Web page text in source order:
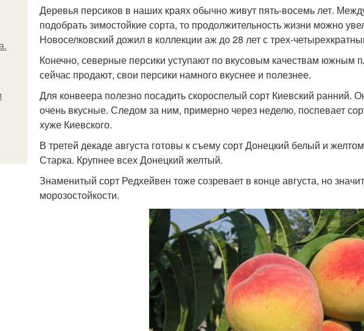
Деревья персиков в наших краях обычно живут пять-восемь лет.
подобрать зимостойкие сорта, то продолжительность жизни можно
Новоселковский дожил в коллекции аж до 28 лет с трех-
Конечно, северные персики уступают по вкусовым качествам южным
сейчас продают, свои персики намного вкуснее и полезнее.
Для конвеера полезно посадить скороспелый сорт Киевский ранний.
очень вкусные. Следом за ним, примерно через неделю, поспевает
хуже Киевского.
В третей декаде августа готовы к съему сорт Донецкий белый и
Старка. Крупнее всех Донецкий желтый.
Знаменитый сорт Редхейвен тоже созревает в конце августа, но
морозостойкости.